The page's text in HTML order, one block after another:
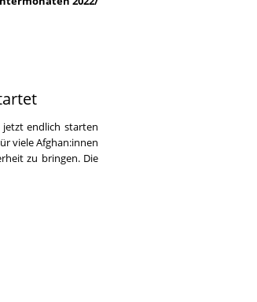
jetzt endlich starten
viele Afghan:innen
zu bringen. Die